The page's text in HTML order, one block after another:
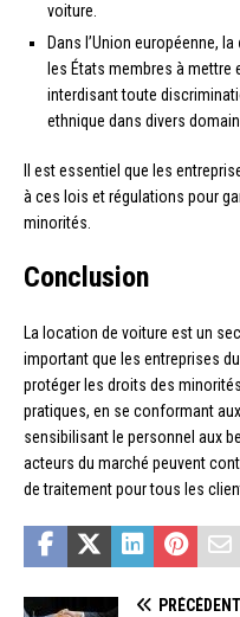
voiture.
Dans l’Union européenne, la
les États membres à
interdisant toute
ethnique dans divers
Il est essentiel que les
à ces lois et régulations pour
minorités.
Conclusion
La location de voiture est un
important que les entreprises
protéger les droits des
pratiques, en se conformant
sensibilisant le personnel aux
acteurs du marché peuvent
de traitement pour tous les
PRÉCÉDENT